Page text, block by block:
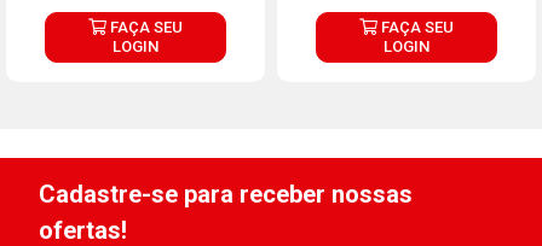
FAÇA SEU
LOGIN
FAÇA SEU
LOGIN
Cadastre-se para receber nossas
ofertas!